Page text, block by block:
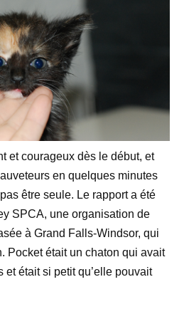
et courageux dès le début, et
en quelques minutes
être seule. Le rapport a été
SPCA, une organisation de
à Grand Falls-Windsor, qui
Pocket était un chaton qui avait
était si petit qu’elle pouvait